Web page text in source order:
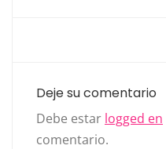
Deje su comentario
Debe estar logged en
comentario.